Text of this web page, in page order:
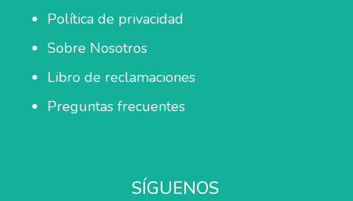
Política de privacidad
Sobre Nosotros
Libro de reclamaciones
Preguntas frecuentes
SÍGUENOS